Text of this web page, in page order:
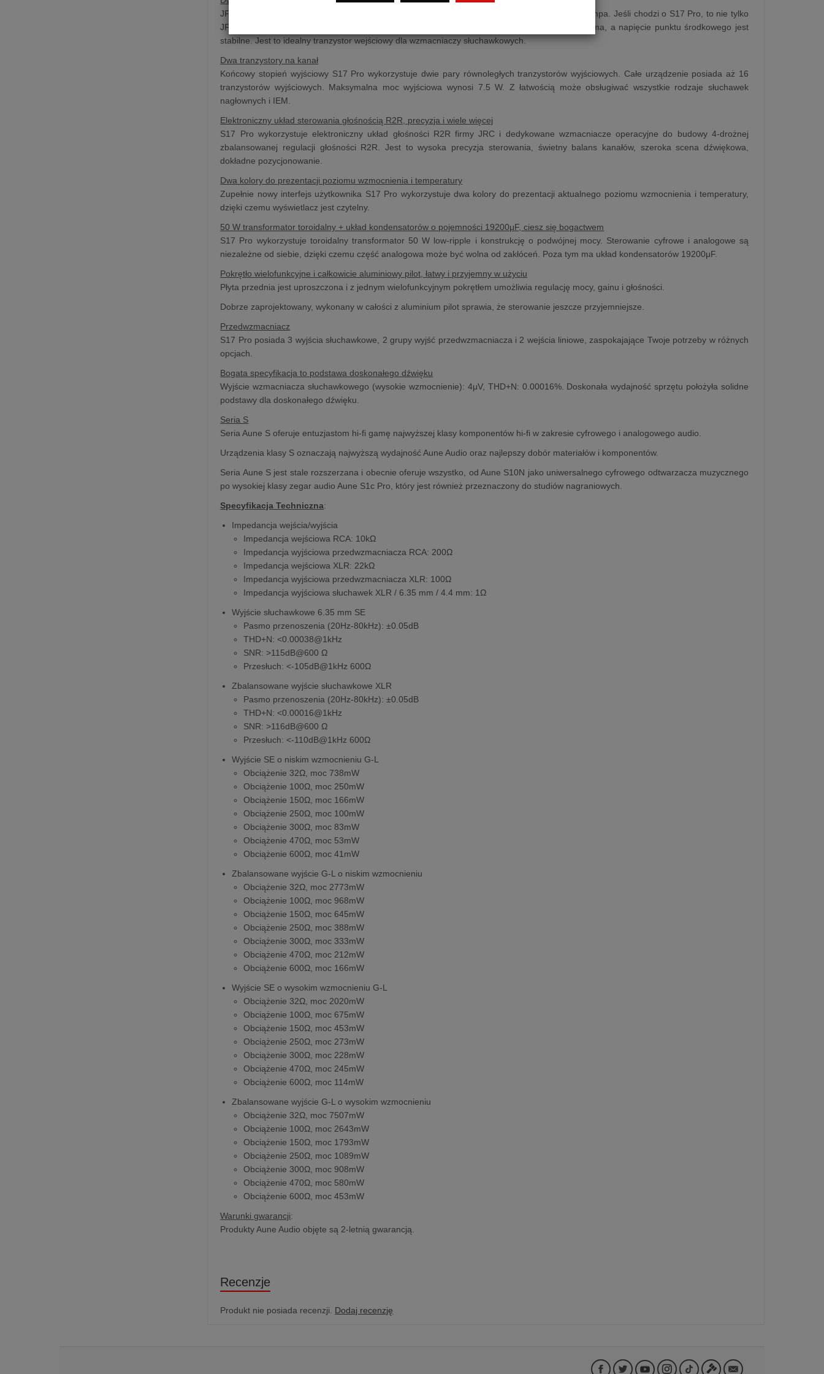
JFET ma wysoką impedancję wejściową oraz prezentuje bogaty i łagodny dźwięk - brzmi jak lampa. Jeśli chodzi o S17 Pro, to nie tylko
JFET. To podwójny JFET, którego wzrosty temperatury są takie same, wydajność jest taka sama, a napięcie punktu środkowego jest
stabilne. Jest to idealny tranzystor wejściowy dla wzmacniaczy słuchawkowych.
Dwa tranzystory na kanał
Końcowy stopień wyjściowy S17 Pro wykorzystuje dwie pary równoległych tranzystorów wyjściowych. Całe urządzenie posiada aż 16
tranzystorów wyjściowych. Maksymalna moc wyjściowa wynosi 7.5 W. Z łatwością może obsługiwać wszystkie rodzaje słuchawek
nagłownych i IEM.
Elektroniczny układ sterowania głośnością R2R, precyzja i wiele więcej
S17 Pro wykorzystuje elektroniczny układ głośności R2R firmy JRC i dedykowane wzmacniacze operacyjne do budowy 4-drożnej
zbalansowanej regulacji głośności R2R. Jest to wysoka precyzja sterowania, świetny balans kanałów, szeroka scena dźwiękowa,
dokładne pozycjonowanie.
Dwa kolory do prezentacji poziomu wzmocnienia i temperatury
Zupełnie nowy interfejs użytkownika S17 Pro wykorzystuje dwa kolory do prezentacji aktualnego poziomu wzmocnienia i temperatury,
dzięki czemu wyświetlacz jest czytelny.
50 W transformator toroidalny + układ kondensatorów o pojemności 19200μF, ciesz się bogactwem
S17 Pro wykorzystuje toroidalny transformator 50 W low-ripple i konstrukcję o podwójnej mocy. Sterowanie cyfrowe i analogowe są
niezależne od siebie, dzięki czemu część analogowa może być wolna od zakłóceń. Poza tym ma układ kondensatorów 19200μF.
Pokrętło wielofunkcyjne i całkowicie aluminiowy pilot, łatwy i przyjemny w użyciu
Płyta przednia jest uproszczona i z jednym wielofunkcyjnym pokrętłem umożliwia regulację mocy, gainu i głośności.
Dobrze zaprojektowany, wykonany w całości z aluminium pilot sprawia, że sterowanie jeszcze przyjemniejsze.
Przedwzmacniacz
S17 Pro posiada 3 wyjścia słuchawkowe, 2 grupy wyjść przedwzmacniacza i 2 wejścia liniowe, zaspokajające Twoje potrzeby w różnych
opcjach.
Bogata specyfikacja to podstawa doskonałego dźwięku
Wyjście wzmacniacza słuchawkowego (wysokie wzmocnienie): 4μV, THD+N: 0.00016%. Doskonała wydajność sprzętu położyła solidne
podstawy dla doskonałego dźwięku.
Seria S
Seria Aune S oferuje entuzjastom hi-fi gamę najwyższej klasy komponentów hi-fi w zakresie cyfrowego i analogowego audio.
Urządzenia klasy S oznaczają najwyższą wydajność Aune Audio oraz najlepszy dobór materiałów i komponentów.
Seria Aune S jest stale rozszerzana i obecnie oferuje wszystko, od Aune S10N jako uniwersalnego cyfrowego odtwarzacza muzycznego
po wysokiej klasy zegar audio Aune S1c Pro, który jest również przeznaczony do studiów nagraniowych.
Specyfikacja Techniczna:
Impedancja wejścia/wyjścia
Impedancja wejściowa RCA: 10kΩ
Impedancja wyjściowa przedwzmacniacza RCA: 200Ω
Impedancja wejściowa XLR: 22kΩ
Impedancja wyjściowa przedwzmacniacza XLR: 100Ω
Impedancja wyjściowa słuchawek XLR / 6.35 mm / 4.4 mm: 1Ω
Wyjście słuchawkowe 6.35 mm SE
Pasmo przenoszenia (20Hz-80kHz): ±0.05dB
THD+N: ˂0.00038@1kHz
SNR: ˃115dB@600 Ω
Przesłuch: ˂-105dB@1kHz 600Ω
Zbalansowane wyjście słuchawkowe XLR
Pasmo przenoszenia (20Hz-80kHz): ±0.05dB
THD+N: ˂0.00016@1kHz
SNR: ˃116dB@600 Ω
Przesłuch: ˂-110dB@1kHz 600Ω
Wyjście SE o niskim wzmocnieniu G-L
Obciążenie 32Ω, moc 738mW
Obciążenie 100Ω, moc 250mW
Obciążenie 150Ω, moc 166mW
Obciążenie 250Ω, moc 100mW
Obciążenie 300Ω, moc 83mW
Obciążenie 470Ω, moc 53mW
Obciążenie 600Ω, moc 41mW
Zbalansowane wyjście G-L o niskim wzmocnieniu
Obciążenie 32Ω, moc 2773mW
Obciążenie 100Ω, moc 968mW
Obciążenie 150Ω, moc 645mW
Obciążenie 250Ω, moc 388mW
Obciążenie 300Ω, moc 333mW
Obciążenie 470Ω, moc 212mW
Obciążenie 600Ω, moc 166mW
Wyjście SE o wysokim wzmocnieniu G-L
Obciążenie 32Ω, moc 2020mW
Obciążenie 100Ω, moc 675mW
Obciążenie 150Ω, moc 453mW
Obciążenie 250Ω, moc 273mW
Obciążenie 300Ω, moc 228mW
Obciążenie 470Ω, moc 245mW
Obciążenie 600Ω, moc 114mW
Zbalansowane wyjście G-L o wysokim wzmocnieniu
Obciążenie 32Ω, moc 7507mW
Obciążenie 100Ω, moc 2643mW
Obciążenie 150Ω, moc 1793mW
Obciążenie 250Ω, moc 1089mW
Obciążenie 300Ω, moc 908mW
Obciążenie 470Ω, moc 580mW
Obciążenie 600Ω, moc 453mW
Warunki gwarancji:
Produkty Aune Audio objęte są 2-letnią gwarancją.
Recenzje
Produkt nie posiada recenzji. Dodaj recenzję